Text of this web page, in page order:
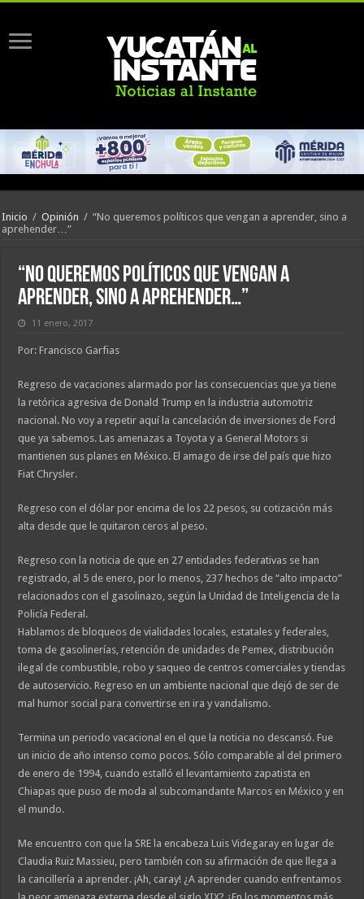
Inicio / Opinión / “No queremos políticos que vengan a aprender, sino a
aprehender…”
“No queremos políticos que vengan a
aprender, sino a aprehender…”
11 enero, 2017
Por: Francisco Garfias
Regreso de vacaciones alarmado por las consecuencias que ya tiene
la retórica agresiva de Donald Trump en la industria automotriz
nacional. No voy a repetir aquí la cancelación de inversiones de Ford
que ya sabemos. Las amenazas a Toyota y a General Motors si
mantienen sus planes en México. El amago de irse del país que hizo
Fiat Chrysler.
Regreso con el dólar por encima de los 22 pesos, su cotización más
alta desde que le quitaron ceros al peso.
Regreso con la noticia de que en 27 entidades federativas se han
registrado, al 5 de enero, por lo menos, 237 hechos de “alto impacto”
relacionados con el gasolinazo, según la Unidad de Inteligencia de la
Policía Federal.
Hablamos de bloqueos de vialidades locales, estatales y federales,
toma de gasolinerías, retención de unidades de Pemex, distribución
ilegal de combustible, robo y saqueo de centros comerciales y tiendas
de autoservicio. Regreso en un ambiente nacional que dejó de ser de
mal humor social para convertirse en ira y vandalismo.
Termina un periodo vacacional en el que la noticia no descansó. Fue
un inicio de año intenso como pocos. Sólo comparable al del primero
de enero de 1994, cuando estalló el levantamiento zapatista en
Chiapas que puso de moda al subcomandante Marcos en México y en
el mundo.
Me encuentro con que la SRE la encabeza Luis Videgaray en lugar de
Claudia Ruiz Massieu, pero también con su afirmación de que llega a
la cancillería a aprender. ¡Ah, caray! ¿A aprender cuando enfrentamos